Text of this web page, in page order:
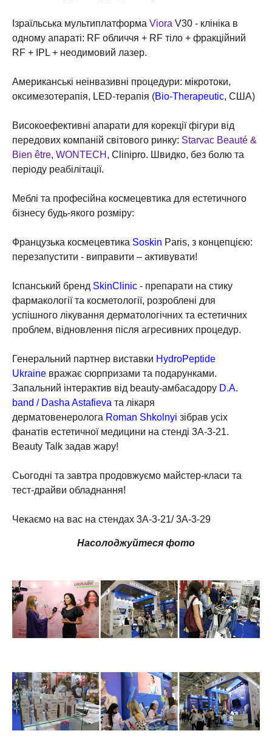
Ізраїльська мультиплатформа Viora V30 - клініка в
одному апараті: RF обличчя + RF тіло + фракційний
RF + IPL + неодимовий лазер.
Американські неінвазивні процедури: мікротоки,
оксимезотерапія, LED-терапія (Bio-Therapeutic, США)
Високоефективні апарати для корекції фігури від
передових компаній світового ринку: Starvac Beauté &
Bien être, WONTECH, Clinipro. Швидко, без болю та
періоду реабілітації.
Меблі та професійна космецевтика для естетичного
бізнесу будь-якого розміру:
Французька космецевтика Soskin Paris, з концепцією:
перезапустити - виправити – активувати!
Іспанський бренд SkinClinic - препарати на стику
фармакології та косметології, розроблені для
успішного лікування дерматологічних та естетичних
проблем, відновлення після агресивних процедур.
Генеральний партнер виставки HydroPeptide
Ukraine вражає сюрпризами та подарунками.
Запальний інтерактив від beauty-амбасадору D.A.
band / Dasha Astafieva та лікаря
дерматовенеролога Roman Shkolnyi зібрав усіх
фанатів естетичної медицини на стенді 3А-3-21.
Beauty Talk задав жару!
Сьогодні та завтра продовжуємо майстер-класи та
тест-драйви обладнання!
Чекаємо на вас на стендах 3А-3-21/ 3А-3-29
Насолоджуйтеся фото